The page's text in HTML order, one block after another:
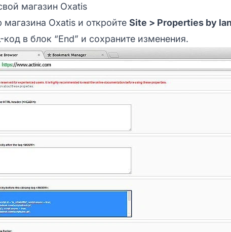
магазин Oxatis
Oxatis и откройте Site > Properties by
код в блок “End” и сохраните изменения.